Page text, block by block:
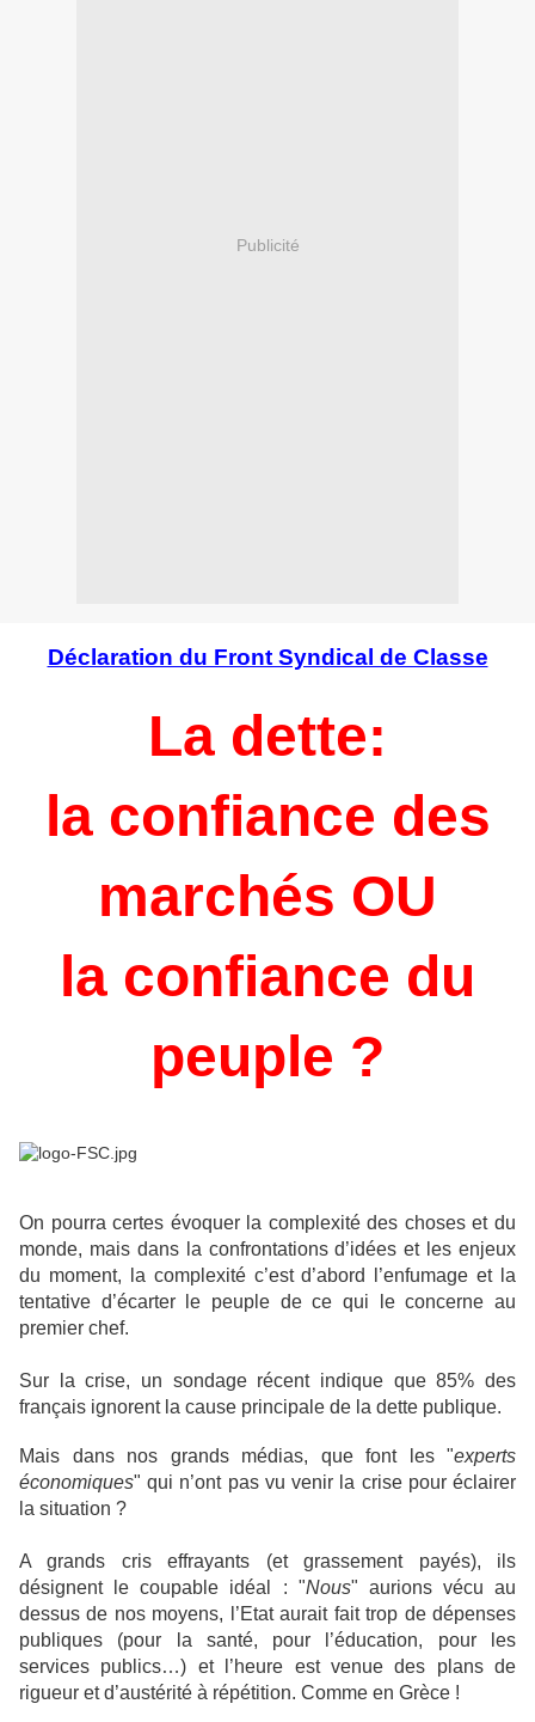
Publicité
Déclaration du Front Syndical de Classe
La dette:
la confiance des
marchés OU
la confiance du
peuple ?
On pourra certes évoquer la complexité des choses et du
monde, mais dans la confrontations d’idées et les enjeux
du moment, la complexité c’est d’abord l’enfumage et la
tentative d’écarter le peuple de ce qui le concerne au
premier chef.
Sur la crise, un sondage récent indique que 85% des
français ignorent la cause principale de la dette publique.
Mais dans nos grands médias, que font les "experts
économiques" qui n’ont pas vu venir la crise pour éclairer
la situation ?
A grands cris effrayants (et grassement payés), ils
désignent le coupable idéal : "Nous" aurions vécu au
dessus de nos moyens, l’Etat aurait fait trop de dépenses
publiques (pour la santé, pour l’éducation, pour les
services publics…) et l’heure est venue des plans de
rigueur et d’austérité à répétition. Comme en Grèce !